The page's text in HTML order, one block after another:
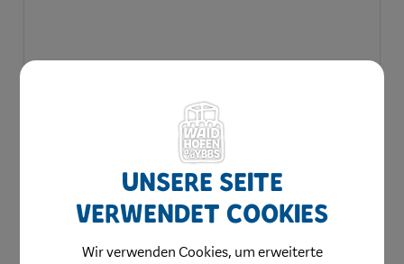
Unsere Seite
verwendet Cookies
Wir verwenden Cookies, um erweiterte